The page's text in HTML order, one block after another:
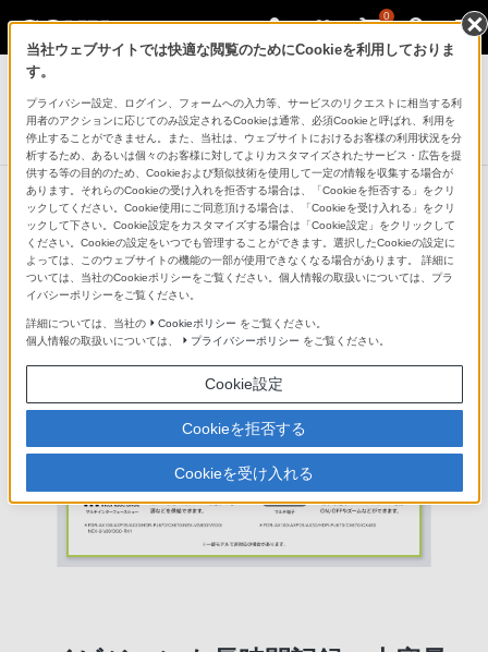
0
デジタルビデオカメラ ハンディカム
デジタルHDビデオカメラレコーダー
HDR-CX535
互換性を広げる「マルチインターフ
ェースシュー端子」を採用
ソニーカメラ製品共通シューとして「マルチインターフ
ェースシュー端子」、「マルチ端子」を搭載。アクセサ
リーの互換性を拡大することで幅広い撮影をお楽しみい
当社ウェブサイトでは快適な閲覧のためにCookieを利用しておりま
す。
プライバシー設定、ログイン、フォームへの入力等、サービスのリクエストに相当する利
用者のアクションに応じてのみ設定されるCookieは通常、必須Cookieと呼ばれ、利用を
停止することができません。また、当社は、ウェブサイトにおけるお客様の利用状況を分
析するため、あるいは個々のお客様に対してよりカスタマイズされたサービス・広告を提
供する等の目的のため、Cookieおよび類似技術を使用して一定の情報を収集する場合が
あります。それらのCookieの受け入れを拒否する場合は、「Cookieを拒否する」をクリ
ックしてください。Cookie使用にご同意頂ける場合は、「Cookieを受け入れる」をクリ
ックして下さい。Cookie設定をカスタマイズする場合は「Cookie設定」をクリックして
ください。Cookieの設定をいつでも管理することができます。選択したCookieの設定に
よっては、このウェブサイトの機能の一部が使用できなくなる場合があります。 詳細に
ついては、当社のCookieポリシーをご覧ください。個人情報の取扱いについては、プラ
イバシーポリシーをご覧ください。
詳細については、当社の Cookieポリシー をご覧ください。
個人情報の取扱いについては、
プライバシーポリシー をご覧ください。
Cookie設定
Cookieを拒否する
Cookieを受け入れる